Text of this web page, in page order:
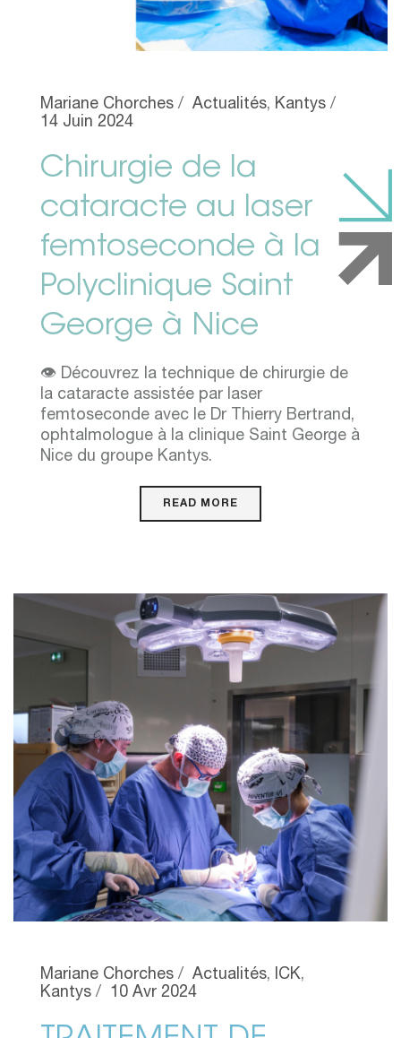
Mariane Chorches Actualités, Kantys
14 Juin 2024
Chirurgie de la
cataracte au laser
femtoseconde à la
Polyclinique Saint
George à Nice
👁️ Découvrez la technique de chirurgie de
la cataracte assistée par laser
femtoseconde avec le Dr Thierry Bertrand,
ophtalmologue à la clinique Saint George à
Nice du groupe Kantys.
READ MORE
Mariane Chorches Actualités, ICK,
Kantys
10 Avr 2024